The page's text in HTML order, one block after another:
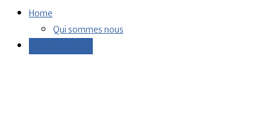
Home
Qui sommes nous